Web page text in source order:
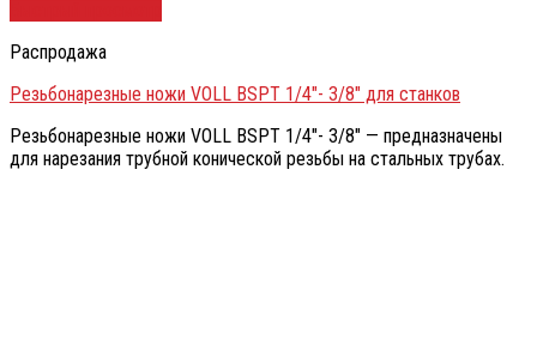
Распродажа
Резьбонарезные ножи VOLL BSPT 1/4″- 3/8″ для станков
Резьбонарезные ножи VOLL BSPT 1/4″- 3/8″ — предназначены
для нарезания трубной конической резьбы на стальных трубах.